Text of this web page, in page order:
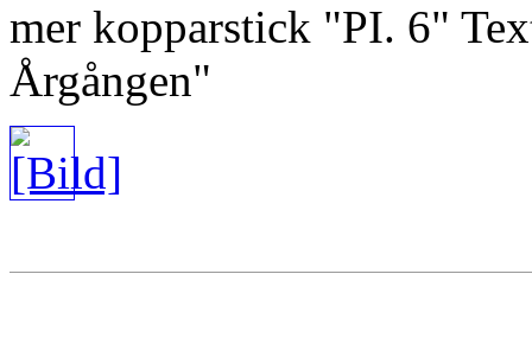
mer kopparstick "PI. 6"
Årgången"